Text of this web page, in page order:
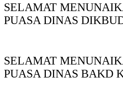
SELAMAT
PUASA DINAS
SELAMAT
PUASA DINAS BAKD